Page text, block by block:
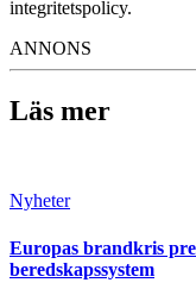
integritetspolicy.
ANNONS
Läs mer
Nyheter
Europas brandkris
beredskapssystem